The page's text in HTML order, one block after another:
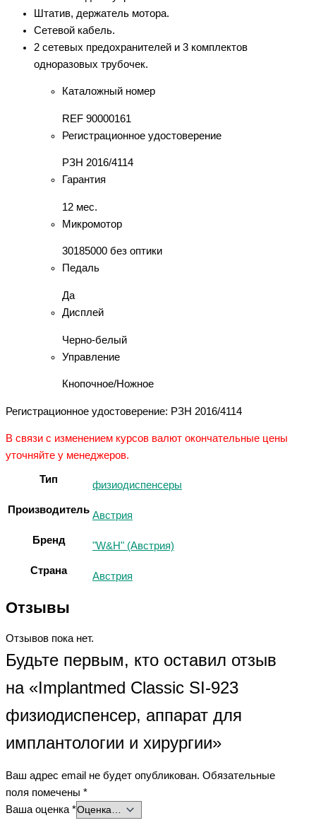
Штатив, держатель мотора.
Сетевой кабель.
2 сетевых предохранителей и 3 комплектов
одноразовых трубочек.
Каталожный номер
REF 90000161
Регистрационное удостоверение
РЗН 2016/4114
Гарантия
12 мес.
Микромотор
30185000 без оптики
Педаль
Да
Дисплей
Черно-белый
Управление
Кнопочное/Ножное
Регистрационное удостоверение: РЗН 2016/4114
В связи с изменением курсов валют окончательные цены
уточняйте у менеджеров.
Тип физиодиспенсеры
Производитель Австрия
Бренд "W&H" (Австрия)
Страна Австрия
Отзывы
Отзывов пока нет.
Будьте первым, кто оставил отзыв
на «Implantmed Classic SI-923
физиодиспенсер, аппарат для
имплантологии и хирургии»
Ваш адрес email не будет опубликован. Обязательные
поля помечены *
Ваша оценка*